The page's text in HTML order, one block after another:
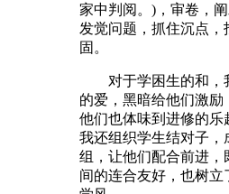
家中判阅。)，审卷，
发觉问题，抓住沉点，
固。
对于学困生的和，
的爱，黑暗给他们激励
他们也体味到进修的乐
我还组织学生结对子，
组，让他们配合前进，
间的连合友好，也树立